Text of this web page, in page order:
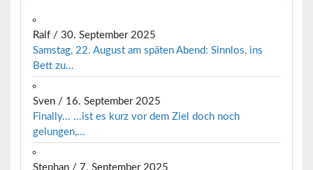
Ralf/ 30. September 2025
Samstag, 22. August am späten Abend: Sinnlos, ins
Bett zu...
Sven/ 16. September 2025
Finally... ...ist es kurz vor dem Ziel doch noch
gelungen,...
Stephan/ 7. September 2025